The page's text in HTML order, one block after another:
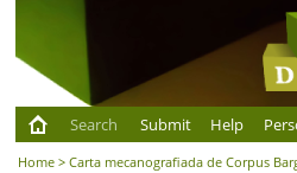
Search
Submit Help
Home > Carta mecanografiada de Corpus